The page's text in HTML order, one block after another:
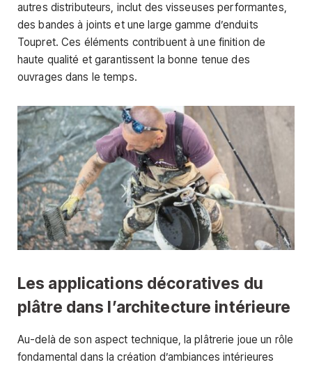
autres distributeurs, inclut des visseuses performantes,
des bandes à joints et une large gamme d’enduits
Toupret. Ces éléments contribuent à une finition de
haute qualité et garantissent la bonne tenue des
ouvrages dans le temps.
Les applications décoratives du
plâtre dans l’architecture intérieure
Au-delà de son aspect technique, la plâtrerie joue un rôle
fondamental dans la création d’ambiances intérieures